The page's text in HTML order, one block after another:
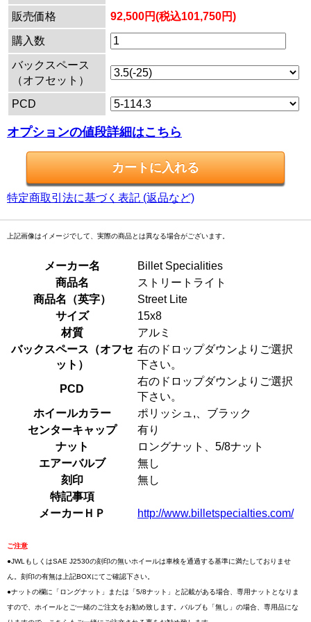
販売価格
92,500円(税込101,750円)
購入数
バックスペース
（オフセット）
PCD
オプションの値段詳細はこちら
特定商取引法に基づく表記 (返品など)
上記画像はイメージでして、実際の商品とは異なる場合がございます。
メーカー名
Billet Specialities
商品名
ストリートライト
商品名（英字）
Street Lite
サイズ
15x8
材質
アルミ
バックスペース（オフセ
ット）
右のドロップダウンよりご選択
下さい。
PCD
右のドロップダウンよりご選択
下さい。
ホイールカラー
ポリッシュ,、ブラック
センターキャップ
有り
ナット
ロングナット、5/8ナット
エアーバルブ
無し
刻印
無し
特記事項
メーカーＨＰ
http://www.billetspecialties.com/
ご注意
●JWLもしくはSAE J2530の刻印の無いホイールは車検を通過する基準に満たしておりませ
ん。刻印の有無は上記BOXにてご確認下さい。
●ナットの欄に「ロングナット」または「5/8ナット」と記載がある場合、専用ナットとなりま
すので、ホイールとご一緒のご注文をお勧め致します。バルブも「無し」の場合、専用品にな